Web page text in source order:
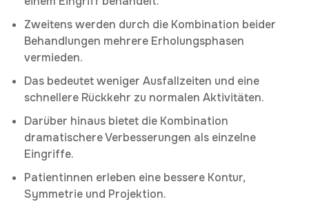
Zweitens werden durch die Kombination beider
Behandlungen mehrere Erholungsphasen
vermieden.
Das bedeutet weniger Ausfallzeiten und eine
schnellere Rückkehr zu normalen Aktivitäten.
Darüber hinaus bietet die Kombination
dramatischere Verbesserungen als einzelne
Eingriffe.
Patientinnen erleben eine bessere Kontur,
Symmetrie und Projektion.